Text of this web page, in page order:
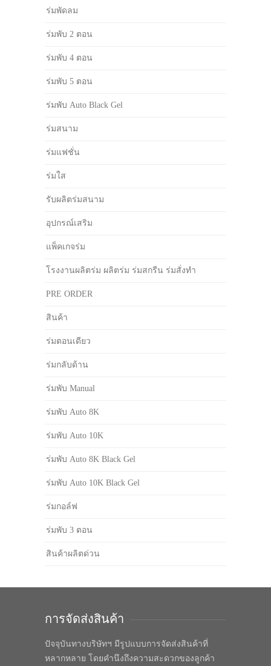
ร่มพัดลม
ร่มพับ 2 ตอน
ร่มพับ 4 ตอน
ร่มพับ 5 ตอน
ร่มพับ Auto Black Gel
ร่มสนาม
ร่มแฟชั่น
ร่มใส
รับผลิตร่มสนาม
อุปกรณ์เสริม
แพ็คเกจร่ม
โรงงานผลิตร่ม ผลิตร่ม ร่มสกรีน ร่มสั่งทำ
PRE ORDER
สินค้า
ร่มตอนเดียว
ร่มกลับด้าน
ร่มพับ Manual
ร่มพับ Auto 8K
ร่มพับ Auto 10K
ร่มพับ Auto 8K Black Gel
ร่มพับ Auto 10K Black Gel
ร่มกอล์ฟ
ร่มพับ 3 ตอน
สินค้าผลิตด่วน
การจัดส่งสินค้า
ปัจจุบันทางบริษัทฯ มีรูปแบบการจัดส่งสินค้าที่
หลากหลาย โดยคำนึงถึงความสะดวกของลูกค้า